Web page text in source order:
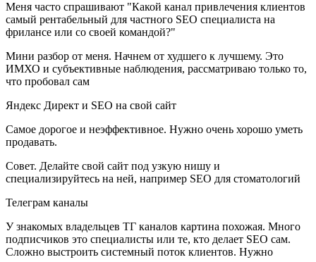
Меня часто спрашивают "Какой канал привлечения клиентов
самый рентабельный для частного SEO специалиста на
фрилансе или со своей командой?"
Мини разбор от меня. Начнем от худшего к лучшему. Это
ИМХО и субъективные наблюдения, рассматриваю только то,
что пробовал сам
Яндекс Директ и SEO на свой сайт
Самое дорогое и неэффективное. Нужно очень хорошо уметь
продавать.
Совет. Делайте свой сайт под узкую нишу и
специализируйтесь на ней, например SEO для стоматологий
Телеграм каналы
У знакомых владельцев ТГ каналов картина похожая. Много
подписчиков это специалисты или те, кто делает SEO сам.
Сложно выстроить системный поток клиентов. Нужно